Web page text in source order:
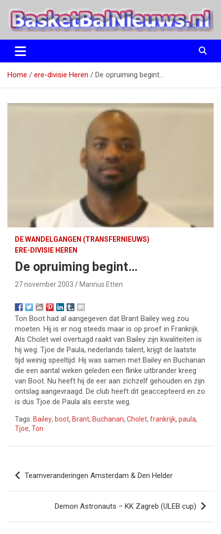
naar
BasketBalNieuws.nl
Etten
Home ere-divisie Heren De opruiming begint…
DE WANDELGANGEN (TRANSFERNIEUWS)
ERE-DIVISIE HEREN
De opruiming begint…
27 november 2003 Mannus Etten
Ton Boot had al aangegeven dat Brant Bailey weg zou
moeten. Hij is er nog steeds maar is op proef in Frankrijk.
Als Cholet wel overtuigd raakt van Bailey zijn kwaliteiten is
hij weg. Tjoe de Paula, nederlands talent, krijgt de laatste
tijd weinig speeltijd. Hij was samen met Bailey en Buchanan
die een aantal weken geleden een flinke uitbrander kreeg
van Boot. Nu heeft hij de eer aan zichzelf gehouden en zijn
ontslag aangevraagd. De club heeft dit geaccepteerd en zo
is dus Tjoe de Paula als eerste weg.
Tags: Bailey, boot, Brant, Buchanan, Cholet, frankrijk, paula,
Tjoe, Ton
Bericht
navigatie
Teamveranderingen Amsterdam & Den Helder
Demon Astronauts – KK Zagreb (ULEB cup)